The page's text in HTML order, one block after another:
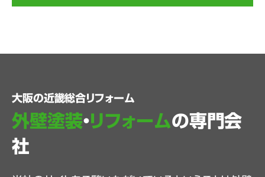
大阪の近畿総合リフォーム
外壁塗装・リフォームの専門会
社